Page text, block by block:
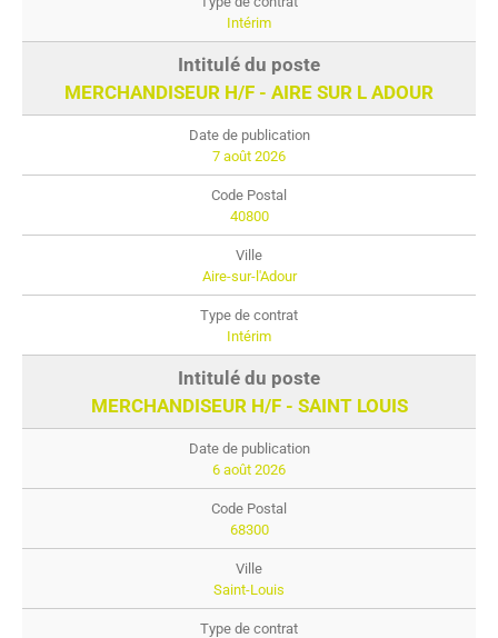
Intérim
MERCHANDISEUR H/F - AIRE SUR L ADOUR
7 août 2026
40800
Aire-sur-l'Adour
Intérim
MERCHANDISEUR H/F - SAINT LOUIS
6 août 2026
68300
Saint-Louis